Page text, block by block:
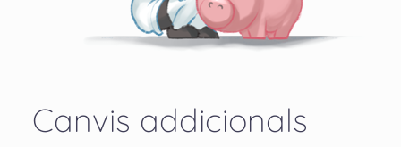
Canvis addicionals